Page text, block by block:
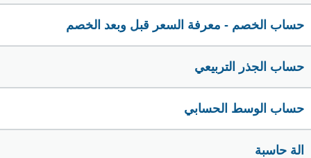
حساب الخصم - معرفة السعر قبل وبعد الخصم
حساب الجذر التربيعي
حساب الوسط الحسابي
الة حاسبة